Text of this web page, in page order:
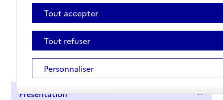
Tout déplier
Présentation
Tout accepter
Tout refuser
Personnaliser